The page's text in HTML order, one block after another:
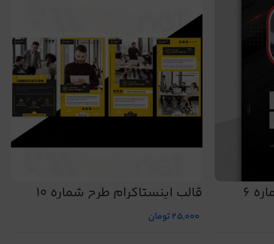
6 قالب اینستاگرام طرح شماره 10
25,000تومان